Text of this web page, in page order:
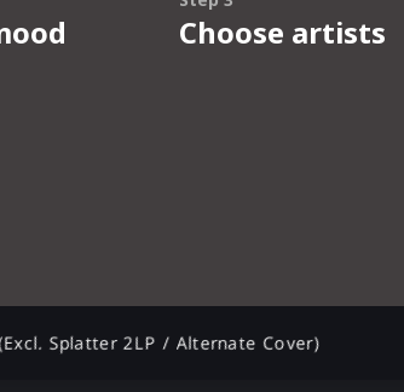
Splatter 2LP / Alternate Cover)